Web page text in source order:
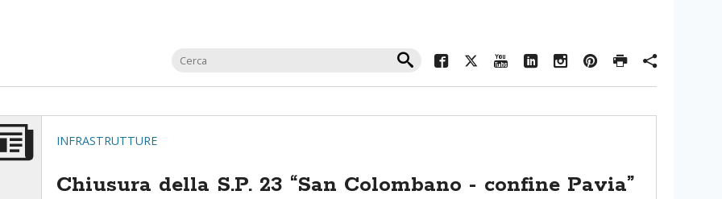
INFRASTRUTTURE
Chiusura della S.P. 23 “San Colombano - confine Pavia”